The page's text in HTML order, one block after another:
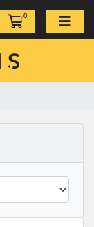
0
Καλάθι